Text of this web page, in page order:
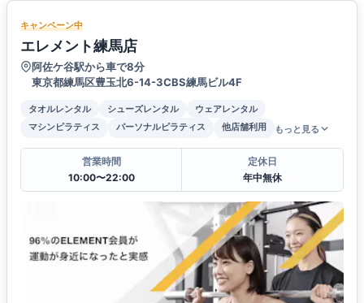
キャンペーン中
エレメント練馬店
阿佐ケ谷駅から車で8分
東京都練馬区豊玉北6-14-3CBS練馬ビル4F
タオルレンタル シューズレンタル
ウェアレンタル
マシンピラティス
パーソナルピラティス 他店舗利用 もっと見る
営業時間
10:00〜22:00
定休日
年中無休